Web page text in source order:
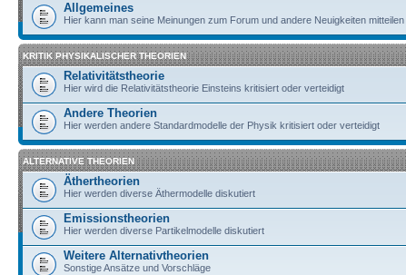
Allgemeines
Hier kann man seine Meinungen zum Forum und andere Neuigkeiten mitteilen
KRITIK PHYSIKALISCHER THEORIEN
Relativitätstheorie
Hier wird die Relativitätstheorie Einsteins kritisiert oder verteidigt
Andere Theorien
Hier werden andere Standardmodelle der Physik kritisiert oder verteidigt
ALTERNATIVE THEORIEN
Äthertheorien
Hier werden diverse Äthermodelle diskutiert
Emissionstheorien
Hier werden diverse Partikelmodelle diskutiert
Weitere Alternativtheorien
Sonstige Ansätze und Vorschläge